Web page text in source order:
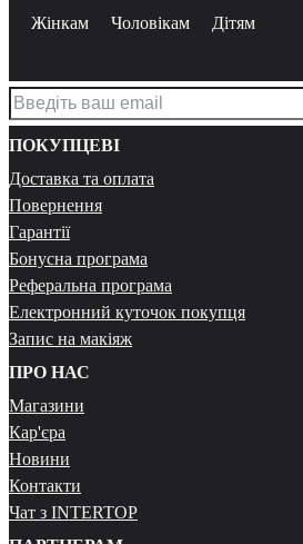
Жінкам Чоловікам Дітям
ПОКУПЦЕВІ
Доставка та оплата
Повернення
Гарантії
Бонусна програма
Реферальна програма
Електронний куточок покупця
Запис на макіяж
ПРО НАС
Магазини
Кар'єра
Новини
Контакти
Чат з INTERTOP